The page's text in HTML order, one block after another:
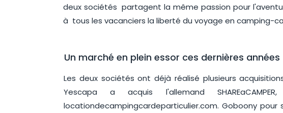
deux sociétés partagent la même passion pour
à tous les vacanciers la liberté du voyage en camping-
Un marché en plein essor ces dernières années
Les deux sociétés ont déjà réalisé plusieurs
Yescapa a acquis l'allemand
locationdecampingcardeparticulier.com. Goboony